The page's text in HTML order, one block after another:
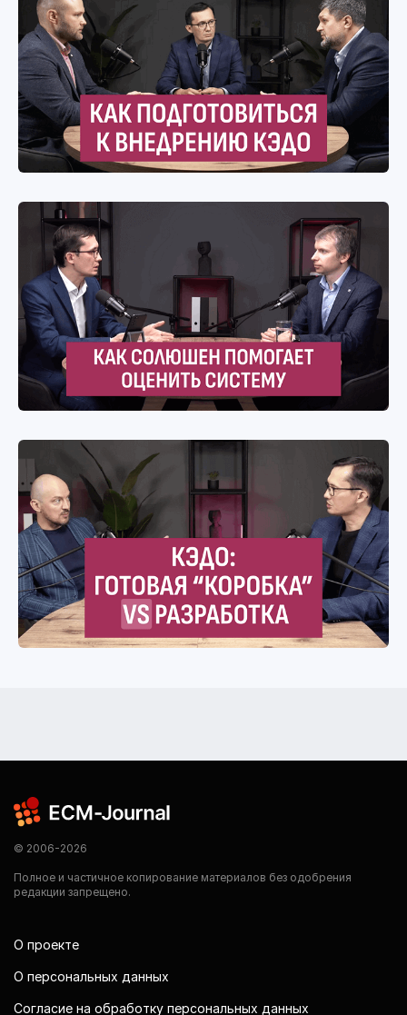
© 2006-2026
Полное и частичное копирование материалов без одобрения
редакции запрещено.
О проекте
О персональных данных
Согласие на обработку персональных данных